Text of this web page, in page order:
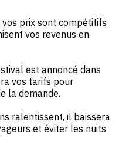
prix sont compétitifs
vos revenus en
est annoncé dans
vos tarifs pour
la demande.
ralentissent, il baissera
et éviter les nuits